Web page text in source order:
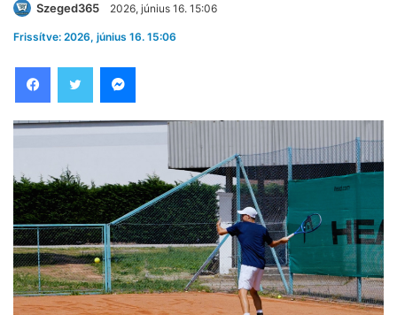
Szeged365 2026, június 16. 15:06
Frissítve: 2026, június 16. 15:06